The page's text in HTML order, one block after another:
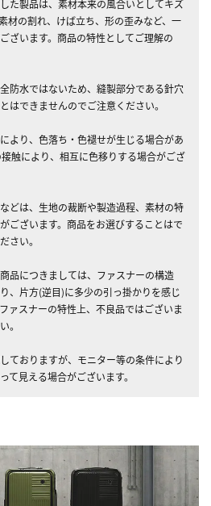
た製品は、素材本来の風合いとしてキズ
材の割れ、けば立ち、形の歪みなど、一
ざいます。商品の特性としてご理解の
防水ではないため、縫製部分である針穴
はできませんのでご注意ください。
より、色落ち・色褪せが生じる場合があ
触により、相互に色移りする場合がござ
どは、生地の裁断や製造過程、素材の特
ございます。商品をお選びすることはで
さい。
品につきましては、ファスナーの構造
、片方(逆目)に多少の引っ掛かりを感じ
ァスナーの特性上、不良品ではございま
。
ておりますが、モニター等の条件により
て見える場合がございます。